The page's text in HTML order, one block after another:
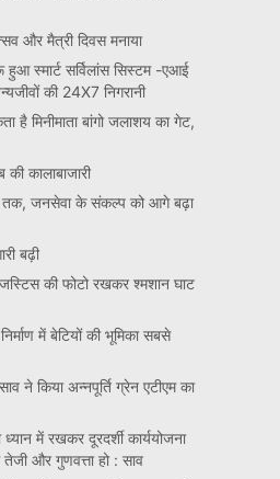
और मैत्री दिवस मनाया
हुआ स्मार्ट सर्विलांस सिस्टम -एआई
की 24X7 निगरानी
है मिनीमाता बांगो जलाशय का गेट,
कालाबाजारी
तक, जनसेवा के संकल्प को आगे बढ़ा
बढ़ी
की फोटो रखकर श्मशान घाट
में बेटियों की भूमिका सबसे
ने किया अन्नपूर्ति ग्रेन एटीएम का
में रखकर दूरदर्शी कार्ययोजना
तेजी और गुणवत्ता हो : साव